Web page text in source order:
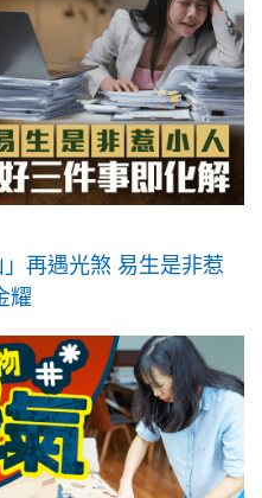
再遇光煞 易生是非惹
耀